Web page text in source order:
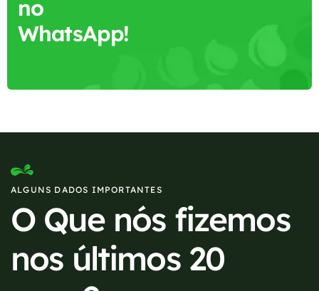
no
WhatsApp!
ALGUNS DADOS IMPORTANTES
O Que nós fizemos
nos últimos 20